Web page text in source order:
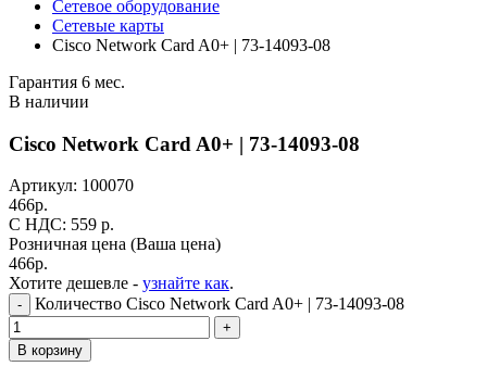
Сетевое оборудование
Сетевые карты
Cisco Network Card A0+ | 73-14093-08
Гарантия 6 мес.
В наличии
Cisco Network Card A0+ | 73-14093-08
Артикул: 100070
466р.
C НДС: 559 р.
Розничная цена (Ваша цена)
466р.
Хотите дешевле - узнайте как.
- Количество Cisco Network Card A0+ | 73-14093-08
+
В корзину